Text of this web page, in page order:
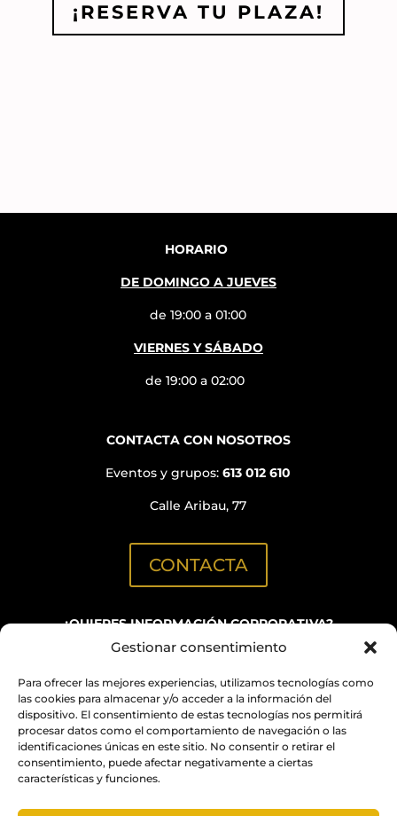
Gestionar consentimiento
Para ofrecer las mejores experiencias, utilizamos tecnologías como
las cookies para almacenar y/o acceder a la información del
dispositivo. El consentimiento de estas tecnologías nos permitirá
procesar datos como el comportamiento de navegación o las
identificaciones únicas en este sitio. No consentir o retirar el
consentimiento, puede afectar negativamente a ciertas
características y funciones.
¡RESERVA TU PLAZA!
HORARIO
DE DOMINGO A JUEVES
de 19:00 a 01:00
VIERNES Y SÁBADO
de 19:00 a 02:00
CONTACTA CON NOSOTROS
Eventos y grupos: 613 012 610
Calle Aribau, 77
CONTACTA
¿QUIERES INFORMACIÓN CORPORATIVA?
C/ Aribau, 152 (Oficinas BN GRUP)
info@quimicabcn.com
NUESTROS RESTAURANTES Y ESPACIOS PARA
EVENTOS